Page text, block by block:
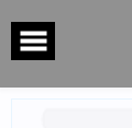
to
content